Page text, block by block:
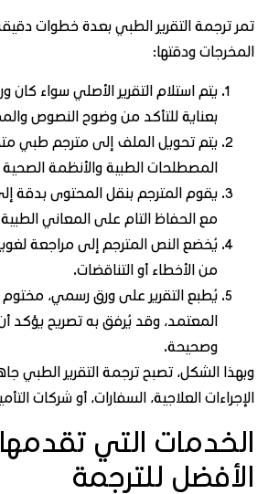
ترجمة التقرير الطبي بعدة خطوات دقيقة
ودقتها:
يتم استلام التقرير الأصلي سواء كان ورقياً
بعناية للتأكد من وضوح النصوص
يتم تحويل الملف إلى مترجم طبي
المصطلحات الطبية والأنظمة الصحية
يقوم المترجم بنقل المحتوى بدقة إلى
مع الحفاظ التام على المعاني الطبية
يُخضع النص المترجم إلى مراجعة لغوية
من الأخطاء أو التناقضات.
يُطبع التقرير على ورق رسمي، مختوم
المعتمد، وقد يُرفق به تصريح يؤكد أن
وصحيحة.
الشكل، تصبح ترجمة التقرير الطبي
العلاجية، السفارات، أو شركات
التي
للترجمة